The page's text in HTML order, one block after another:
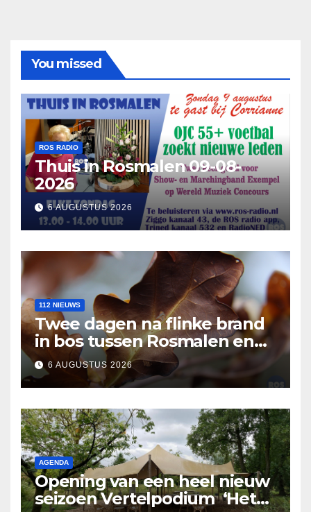
You missed
ROS RADIO
Thuis in Rosmalen 09-08-
2026
6 AUGUSTUS 2026
112 NIEUWS
Twee dagen na flinke brand
in bos tussen Rosmalen en
Nuland
6 AUGUSTUS 2026
AGENDA
Opening van een heel nieuw
seizoen Vertelpodium ‘Het